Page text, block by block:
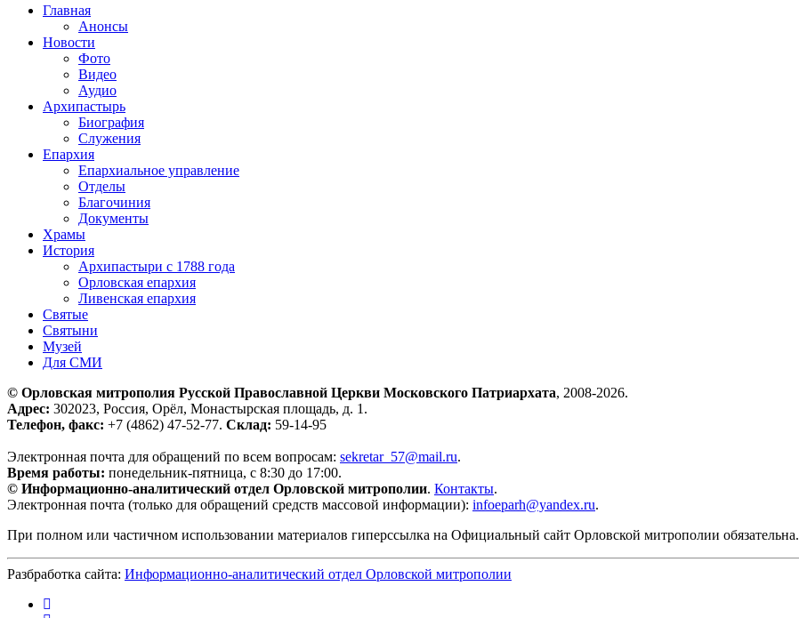
Главная
Анонсы
Новости
Фото
Видео
Аудио
Архипастырь
Биография
Служения
Епархия
Епархиальное управление
Отделы
Благочиния
Документы
Храмы
История
Архипастыри с 1788 года
Орловская епархия
Ливенская епархия
Святые
Святыни
Музей
Для СМИ
© Орловская митрополия Русской Православной Церкви Московского Патриархата, 2008-2026.
Адрес: 302023, Россия, Орёл, Монастырская площадь, д. 1.
Телефон, факс: +7 (4862) 47-52-77. Склад: 59-14-95
Электронная почта для обращений по всем вопросам: sekretar_57@mail.ru.
Время работы: понедельник-пятница, с 8:30 до 17:00.
© Информационно-аналитический отдел Орловской митрополии. Контакты.
Электронная почта (только для обращений средств массовой информации): infoeparh@yandex.ru.
При полном или частичном использовании материалов гиперссылка на Официальный сайт Орловской митрополии обязательна.
Разбработка сайта: Информационно-аналитический отдел Орловской митрополии